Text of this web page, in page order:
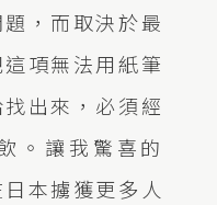
，而取決於最
項無法用紙筆
出來，必須經
。讓我驚喜的
本擄獲更多人